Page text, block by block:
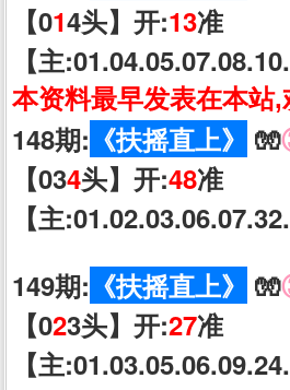
【014头】开:13准
【主
本资料最早发表在本站
148期: 《扶摇直上》 🧤
【034头】开:48准
【主
149期: 《扶摇直上》 🧤
【023头】开:27准
【主